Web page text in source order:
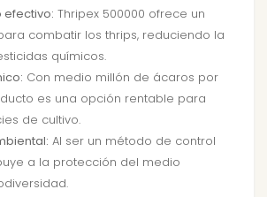
efectivo: Thripex 500000 ofrece un
combatir los thrips, reduciendo la
químicos.
Con medio millón de ácaros por
es una opción rentable para
de cultivo.
Al ser un método de control
a la protección del medio